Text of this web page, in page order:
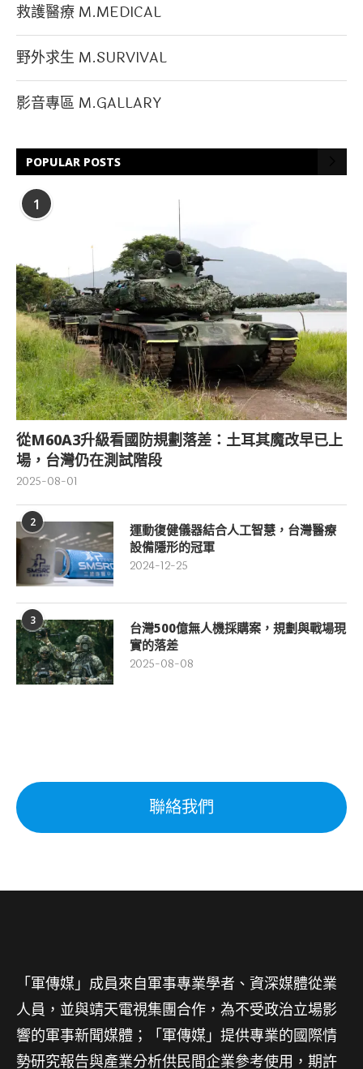
救護醫療 M.MEDICAL
野外求生 M.SURVIVAL
影音專區 M.GALLARY
POPULAR POSTS
1
從M60A3升級看國防規劃落差：土耳其魔改早已上
場，台灣仍在測試階段
2025-08-01
2
運動復健儀器結合人工智慧，台灣醫療
設備隱形的冠軍
2024-12-25
3
台灣500億無人機採購案，規劃與戰場現
實的落差
2025-08-08
聯絡我們
「軍傳媒」成員來自軍事專業學者、資深媒體從業
人員，並與靖天電視集團合作，為不受政治立場影
響的軍事新聞媒體；「軍傳媒」提供專業的國際情
勢研究報告與產業分析供民間企業參考使用，期許